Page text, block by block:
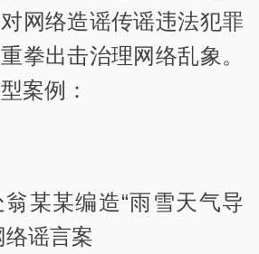
网络造谣传谣违法犯罪
拳出击治理网络乱象。
案例：
某某编造“雨雪天气导
络谣言案